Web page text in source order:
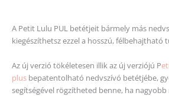
A Petit Lulu PUL betétjeit bármely más
kiegészíthetsz ezzel a hosszú, félbehajtható
Az új verzió tökéletesen illik az új verziójú P
plus bepatentolható nedvszívó betétjébe,
segítségével rögzítheted benne, ha nagyobb